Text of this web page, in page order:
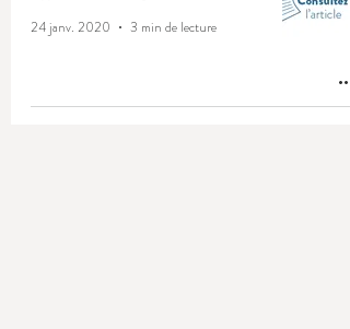
24 janv. 2020
3 min de lecture